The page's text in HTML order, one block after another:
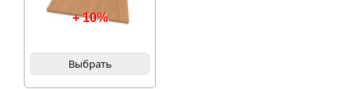
+ 10%
Выбрать